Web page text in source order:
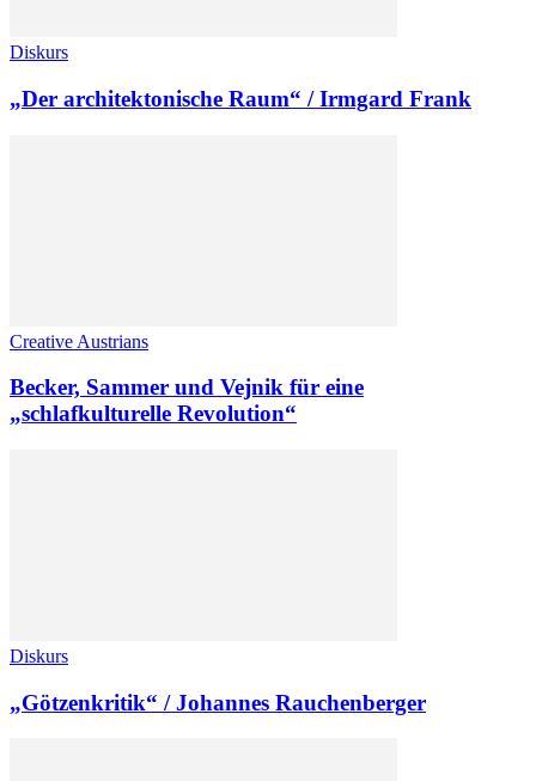
Diskurs
„Der architektonische Raum“ / Irmgard Frank
Creative Austrians
Becker, Sammer und Vejnik für eine
„schlafkulturelle Revolution“
Diskurs
„Götzenkritik“ / Johannes Rauchenberger